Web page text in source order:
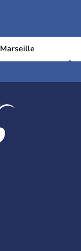
Marseille